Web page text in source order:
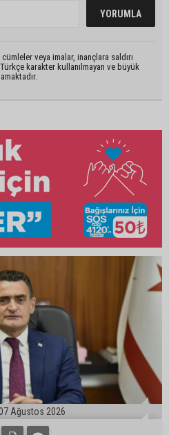
veya imalar, inançlara saldırı
karakter kullanılmayan ve büyük
Ağustos 2026